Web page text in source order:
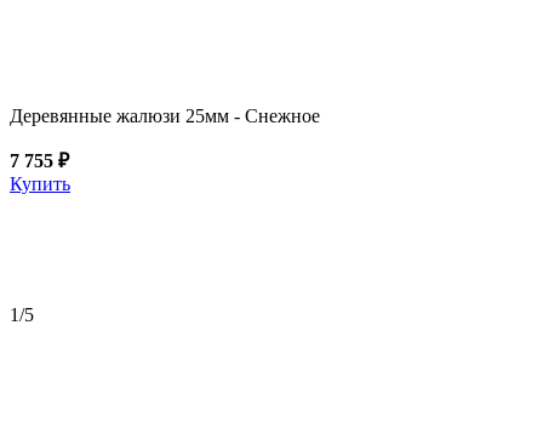
Деревянные жалюзи 25мм - Снежное
7 755 ₽
Купить
1/5